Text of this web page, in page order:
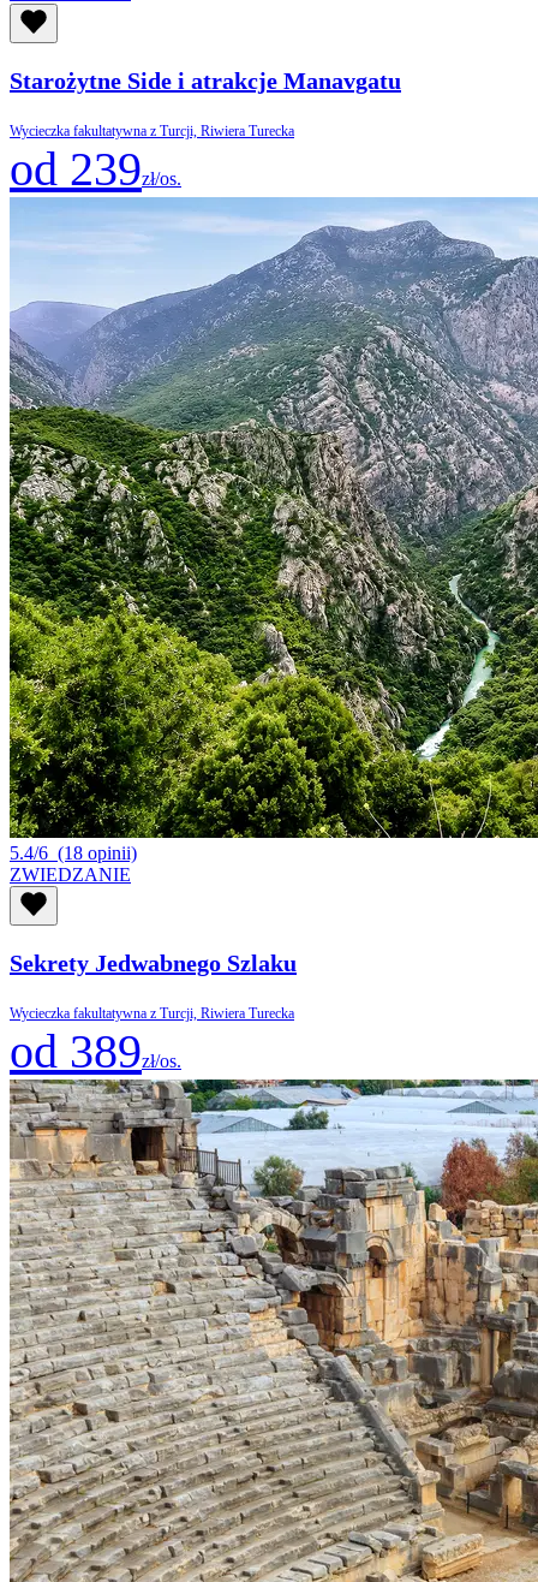
Starożytne Side i atrakcje Manavgatu
Wycieczka fakultatywna z Turcji, Riwiera Turecka
od 239zł/os.
5.4/6 (18 opinii)
ZWIEDZANIE
Sekrety Jedwabnego Szlaku
Wycieczka fakultatywna z Turcji, Riwiera Turecka
od 389zł/os.